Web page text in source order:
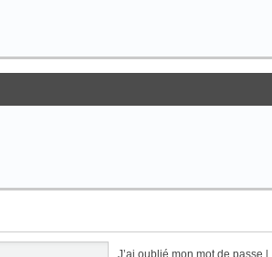
J’ai oublié mon mot de passe |